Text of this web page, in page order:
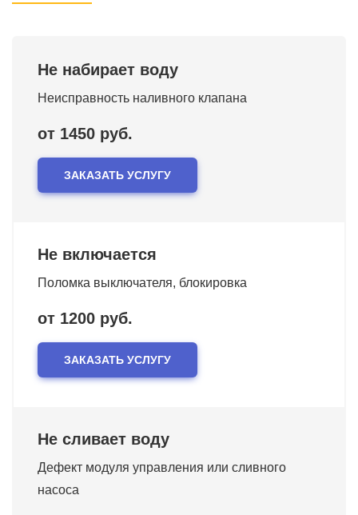
Не набирает воду
Неисправность наливного клапана
от 1450 руб.
ЗАКАЗАТЬ УСЛУГУ
Не включается
Поломка выключателя, блокировка
от 1200 руб.
ЗАКАЗАТЬ УСЛУГУ
Не сливает воду
Дефект модуля управления или сливного
насоса